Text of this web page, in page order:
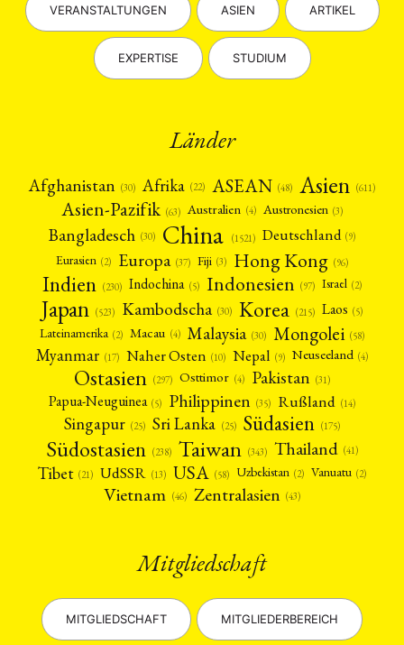
VERANSTALTUNGEN ASIEN ARTIKEL
EXPERTISE STUDIUM
Länder
Afghanistan (30) Afrika (22) ASEAN (48) Asien (611)
Asien-Pazifik (63) Australien (4) Austronesien (3)
Bangladesch (30) China (1521) Deutschland (9)
Eurasien (2) Europa (37) Fiji (3) Hong Kong (96)
Indien (230) Indochina (5) Indonesien (97) Israel (2)
Japan (523) Kambodscha (30) Korea (215) Laos (5)
Lateinamerika (2) Macau (4) Malaysia (30) Mongolei (58)
Myanmar (17) Naher Osten (10) Nepal (9) Neuseeland (4)
Ostasien (297) Osttimor (4) Pakistan (31)
Papua-Neuguinea (5) Philippinen (35) Rußland (14)
Singapur (25) Sri Lanka (25) Südasien (175)
Südostasien (238) Taiwan (343) Thailand (41)
Tibet (21) UdSSR (13) USA (58) Uzbekistan (2) Vanuatu (2)
Vietnam (46) Zentralasien (43)
Mitgliedschaft
MITGLIEDSCHAFT MITGLIEDERBEREICH